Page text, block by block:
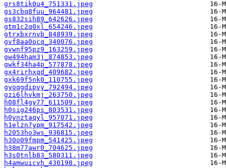
grs8tik0u4_751331.jpeg
gs3cbq8fuu_964481.jpeg
gs832sih89_642626.jpeg
gtm1c2q0xl_654246.jpeg
gtrxbxrnvb_848939.jpeg
gvf8aa0ocq_340076.jpeg
gvwnf95pz9_163259.jpeg
gw494ham3j_874853.jpeg
gwkf34ha4p_577878.jpeg
gx4rirhxqd_409682.jpeg
gxk69f5nk0_110755.jpeg
gyoqgdipvy_792494.jpeg
gzi6lhvkmj_263750.jpeg
h08fl4gy77_611509.jpeg
h0sig246ps_803531.jpeg
h0ynztaqyl_957071.jpeg
h1elzn7ypm_917542.jpeg
h2053ho3ws_936815.jpeg
h30o09fmpm_541425.jpeg
h38m77awr0_704625.jpeg
h3s0tnlb83_580311.jpeg
h4amwuicvh_430198.jpeg